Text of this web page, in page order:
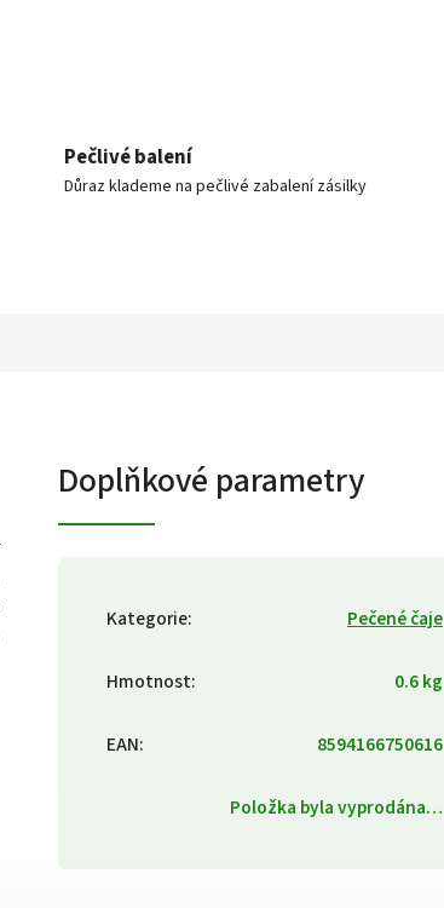
Pečlivé balení
Důraz klademe na pečlivé zabalení zásilky
Doplňkové parametry
Kategorie: Pečené čaje
Hmotnost: 0.6 kg
EAN: 8594166750616
Položka byla vyprodána…